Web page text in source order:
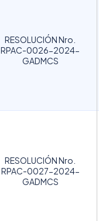
RESOLUCIÓN Nro.
RPAC-0026-2024-
GADMCS
RESOLUCIÓN Nro.
RPAC-0027-2024-
GADMCS